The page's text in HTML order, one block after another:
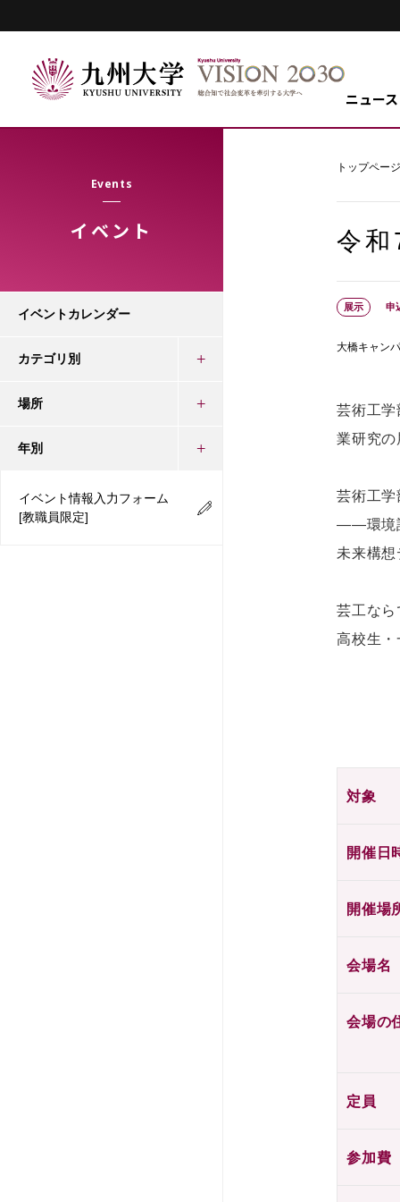
ニュース
Events
イベント
トップページ
令
展示 申
大橋キャン
芸術工
業研究
芸術工
――環境
未来構
芸工な
高校生
対象
開催日
開催場
会場名
会場の
定員
参加費
イベントカレンダー
カテゴリ別
場所
年別
イベント情報入力フォーム
[教職員限定]